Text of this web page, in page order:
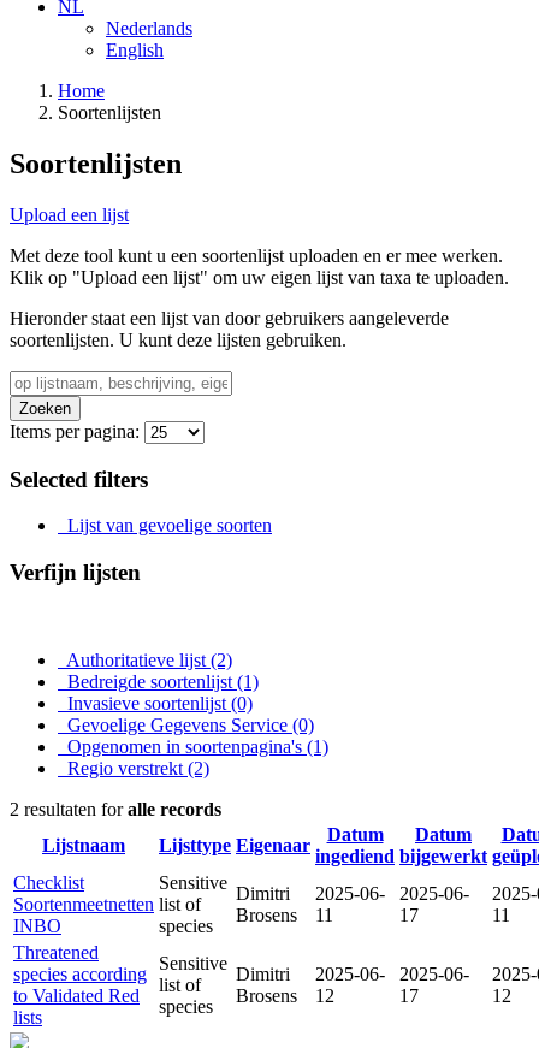
NL
Nederlands
English
Home
Soortenlijsten
Soortenlijsten
Upload een lijst
Met deze tool kunt u een soortenlijst uploaden en er mee werken.
Klik op "Upload een lijst" om uw eigen lijst van taxa te uploaden.
Hieronder staat een lijst van door gebruikers aangeleverde
soortenlijsten. U kunt deze lijsten gebruiken.
Zoeken
Items per pagina:
Selected filters
Lijst van gevoelige soorten
Verfijn lijsten
Authoritatieve lijst (2)
Bedreigde soortenlijst (1)
Invasieve soortenlijst (0)
Gevoelige Gegevens Service (0)
Opgenomen in soortenpagina's (1)
Regio verstrekt (2)
2 resultaten foralle records
Lijstnaam
Lijsttype Eigenaar
Datum
ingediend
Datum
bijgewerkt
Checklist
Soortenmeetnetten
INBO
Sensitive
list of
species
Dimitri
Brosens
2025-06-
11
2025-06-
17
11
Threatened
species according
to Validated Red
lists
Sensitive
list of
species
Dimitri
Brosens
2025-06-
12
2025-06-
17
12